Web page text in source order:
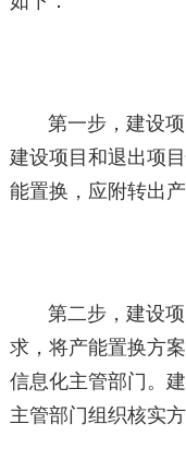
第一步，建设
建设项目和退出项
能置换，应附转出产
第二步，建设
求，将产能置换方
信息化主管部门。
主管部门组织核实